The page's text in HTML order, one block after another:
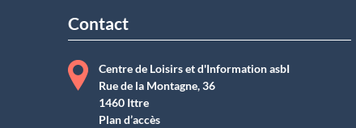
Contact
Centre de Loisirs et d'Information asbI
Rue de la Montagne, 36
1460 Ittre
Plan d’accès